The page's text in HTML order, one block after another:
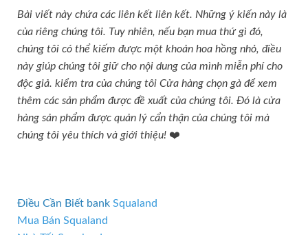
Bài viết này chứa các liên kết liên kết. Những ý kiến ​​​​này là
của riêng chúng tôi. Tuy nhiên, nếu bạn mua thứ gì đó,
chúng tôi có thể kiếm được một khoản hoa hồng nhỏ, điều
này giúp chúng tôi giữ cho nội dung của mình miễn phí cho
độc giả. kiểm tra của chúng tôi Cửa hàng chọn gà để xem
thêm các sản phẩm được đề xuất của chúng tôi. Đó là cửa
hàng sản phẩm được quản lý cẩn thận của chúng tôi mà
chúng tôi yêu thích và giới thiệu! ❤️
Điều Cần Biết bank Squaland
Mua Bán Squaland